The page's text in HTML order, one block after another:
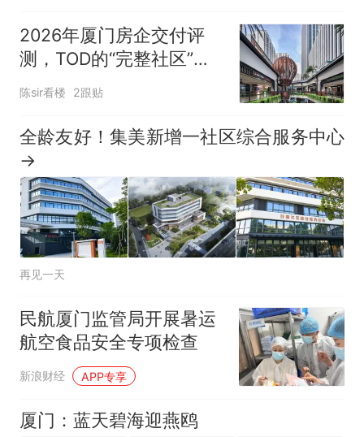
2026年厦门房企交付评
测，TOD的“完整社区”正
在兑现什么？
陈sir看楼 2跟贴
全龄友好！集美新增一社区综合服务中心
→
再见一天
民航厦门监管局开展暑运
航空食品安全专项检查
新浪财经 APP专享
厦门：蓝天碧海迎燕鸥